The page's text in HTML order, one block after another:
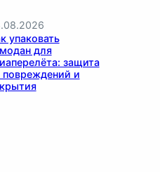
упаковать
для
защита
повреждений и